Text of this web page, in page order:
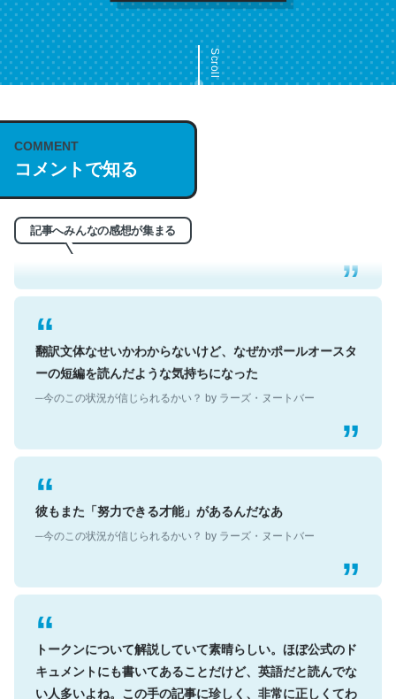
Scroll
COMMENT
コメントで知る
記事へみんなの感想が集まる
これは名文。彼はとてもクレバーなんだろうなと凄く思
う。英語少しでも読める人は原文もお勧め。自分はこの流
─今のこの状況が信じられるかい？ by ラーズ・ヌートバー
翻訳文体なせいかわからないけど、なぜかポールオースタ
ーの短編を読んだような気持ちになった
彼もまた「努力できる才能」があるんだなあ
トークンについて解説していて素晴らしい。ほぼ公式のド
キュメントにも書いてあることだけど、英語だと読んでな
い人多いよね。この手の記事に珍しく、非常に正しくてわ